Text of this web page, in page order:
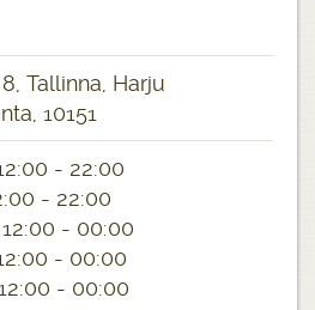
Tallinna, Harju
10151
- 22:00
- 22:00
- 00:00
- 00:00
- 00:00